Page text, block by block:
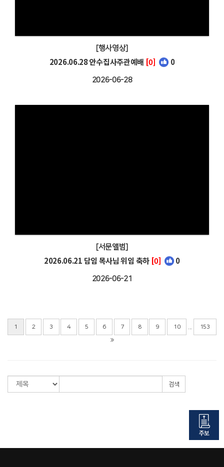
[행사영상]
2026.06.28 안수집사주관예배 [0] 0
2026-06-28
[서문앨범]
2026.06.21 담임 목사님 위임 축하 [0] 0
2026-06-21
1 2 3 4 5 6 7 8 9 10 153
검색